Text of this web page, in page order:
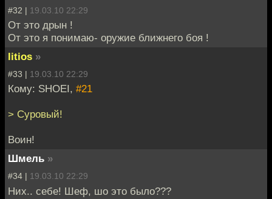
#32 | 19.03.10 22:29
От это дрын !
От это я понимаю- оружие ближнего боя !
litios »
#33 | 19.03.10 22:29
Кому: SHOEI, #21
> Суровый!
Воин!
Шмель »
#34 | 19.03.10 22:29
Них.. себе! Шеф, шо это было???